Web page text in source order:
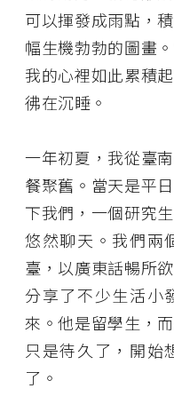
可以揮發成雨點，
幅生機勃勃的圖畫
我的心裡如此累積
彿在沉睡。
一年初夏，我從臺
餐聚舊。當天是平
下我們，一個研究
悠然聊天。我們兩
臺，以廣東話暢所
分享了不少生活小
來。他是留學生，
只是待久了，開始
了。